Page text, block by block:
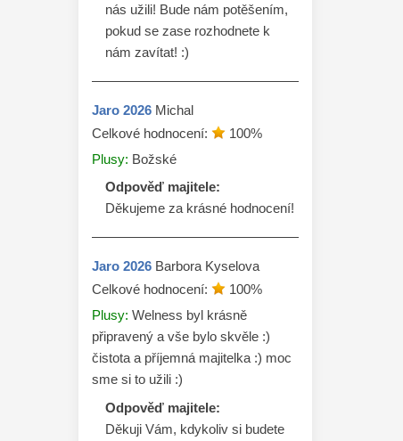
nás užili! Bude nám potěšením,
pokud se zase rozhodnete k
nám zavítat! :)
Jaro 2026 Michal
Celkové hodnocení:
100%
Plusy: Božské
Odpověď majitele:
Děkujeme za krásné hodnocení!
Jaro 2026 Barbora Kyselova
Celkové hodnocení:
100%
Plusy: Welness byl krásně
připravený a vše bylo skvěle :)
čistota a příjemná majitelka :) moc
sme si to užili :)
Odpověď majitele:
Děkuji Vám, kdykoliv si budete